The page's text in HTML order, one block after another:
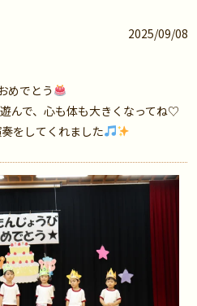
2025/09/08
めでとう
んで、心も体も大きくなってね♡
をしてくれました